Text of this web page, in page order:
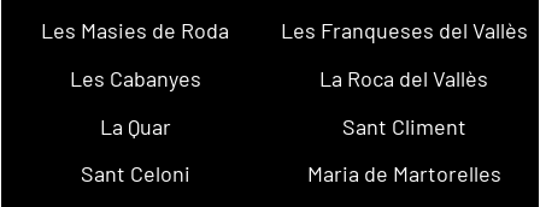
Les Masies de Roda
Les Franqueses del Vallès
Les Cabanyes
La Roca del Vallès
La Quar
Sant Climent
Sant Celoni
Maria de Martorelles